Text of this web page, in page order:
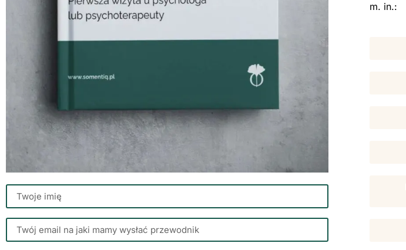
m. in.: